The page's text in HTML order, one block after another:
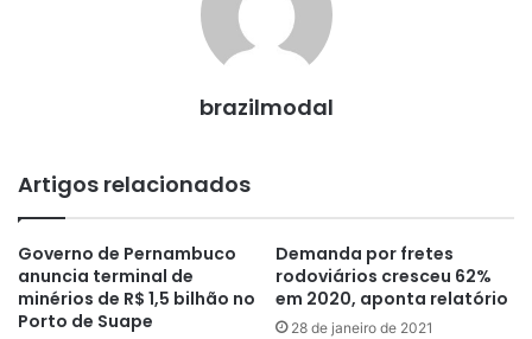
brazilmodal
Artigos relacionados
Governo de Pernambuco
anuncia terminal de
minérios de R$ 1,5 bilhão no
Porto de Suape
Demanda por fretes
rodoviários cresceu 62%
em 2020, aponta relatório
28 de janeiro de 2021